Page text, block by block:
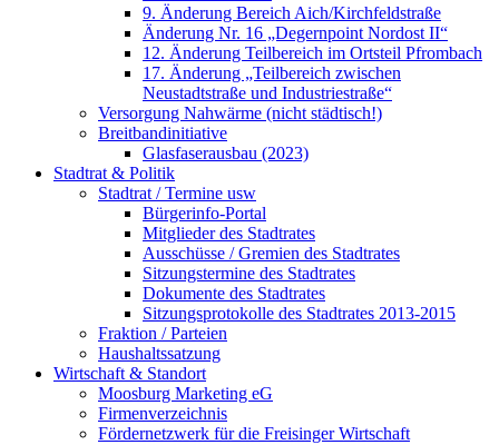
9. Änderung Bereich Aich/Kirchfeldstraße
Änderung Nr. 16 „Degernpoint Nordost II“
12. Änderung Teilbereich im Ortsteil Pfrombach
17. Änderung „Teilbereich zwischen
Neustadtstraße und Industriestraße“
Versorgung Nahwärme (nicht städtisch!)
Breitbandinitiative
Glasfaserausbau (2023)
Stadtrat & Politik
Stadtrat / Termine usw
Bürgerinfo-Portal
Mitglieder des Stadtrates
Ausschüsse / Gremien des Stadtrates
Sitzungstermine des Stadtrates
Dokumente des Stadtrates
Sitzungsprotokolle des Stadtrates 2013-2015
Fraktion / Parteien
Haushaltssatzung
Wirtschaft & Standort
Moosburg Marketing eG
Firmenverzeichnis
Fördernetzwerk für die Freisinger Wirtschaft